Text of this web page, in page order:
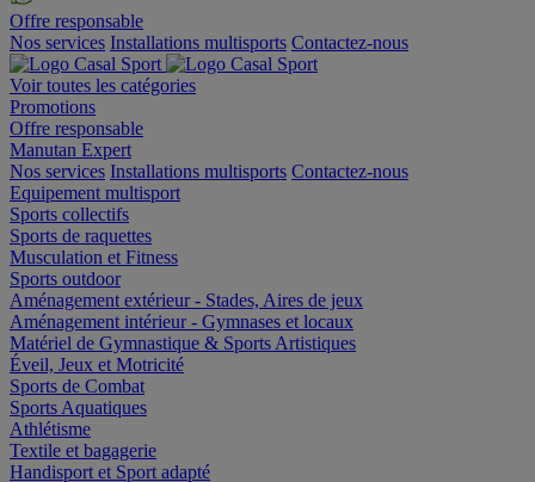
Offre responsable
Nos services Installations multisports Contactez-nous
Voir toutes les catégories
Promotions
Offre responsable
Manutan Expert
Nos services Installations multisports Contactez-nous
Equipement multisport
Sports collectifs
Sports de raquettes
Musculation et Fitness
Sports outdoor
Aménagement extérieur - Stades, Aires de jeux
Aménagement intérieur - Gymnases et locaux
Matériel de Gymnastique & Sports Artistiques
Éveil, Jeux et Motricité
Sports de Combat
Sports Aquatiques
Athlétisme
Textile et bagagerie
Handisport et Sport adapté